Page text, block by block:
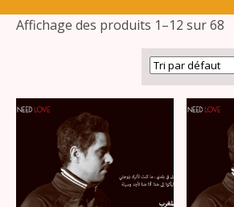
Affichage des produits 1–12 sur 68